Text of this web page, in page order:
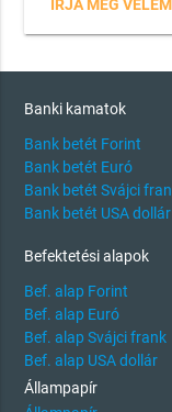
ÍRJA MEG
Banki kamatok
Bank betét Forint
Bank betét Euró
Bank betét Svájci
Bank betét USA dollár
Befektetési alapok
Bef. alap Forint
Bef. alap Euró
Bef. alap Svájci frank
Bef. alap USA dollár
Állampapír